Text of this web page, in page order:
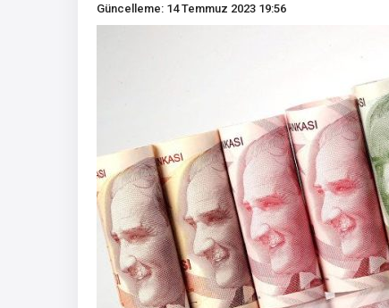
Güncelleme: 14 Temmuz 2023 19:56